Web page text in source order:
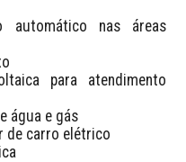
automático nas áreas
para atendimento
água e gás
de carro elétrico